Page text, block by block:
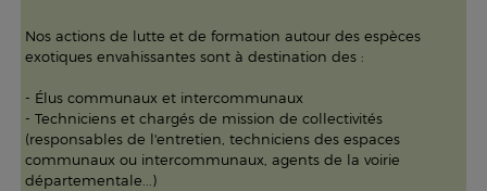
Nos actions de lutte et de formation autour des espèces
exotiques envahissantes sont à destination des :
- Élus communaux et intercommunaux
- Techniciens et chargés de mission de collectivités
(responsables de l'entretien, techniciens des espaces
communaux ou intercommunaux, agents de la voirie
départementale...)